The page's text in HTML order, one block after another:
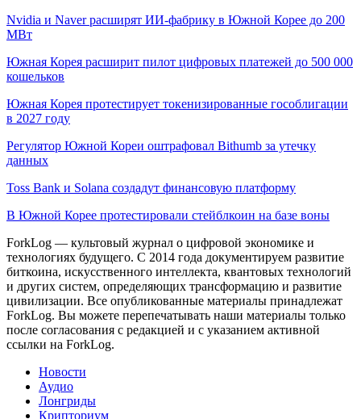
Nvidia и Naver расширят ИИ-фабрику в Южной Корее до 200
МВт
Южная Корея расширит пилот цифровых платежей до 500 000
кошельков
Южная Корея протестирует токенизированные гособлигации
в 2027 году
Регулятор Южной Кореи оштрафовал Bithumb за утечку
данных
Toss Bank и Solana создадут финансовую платформу
В Южной Корее протестировали стейблкоин на базе воны
ForkLog — культовый журнал о цифровой экономике и
технологиях будущего. С 2014 года документируем развитие
биткоина, искусственного интеллекта, квантовых технологий
и других систем, определяющих трансформацию и развитие
цивилизации. Все опубликованные материалы принадлежат
ForkLog. Вы можете перепечатывать наши материалы только
после согласования с редакцией и с указанием активной
ссылки на ForkLog.
Новости
Аудио
Лонгриды
Крипториум